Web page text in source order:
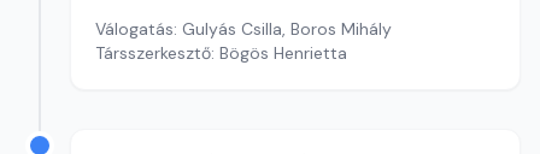
Válogatás: Gulyás Csilla, Boros Mihály
Társszerkesztő: Bögös Henrietta